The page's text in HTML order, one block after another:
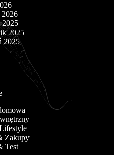
2026
2025
2025
2025
Zakupy
Test